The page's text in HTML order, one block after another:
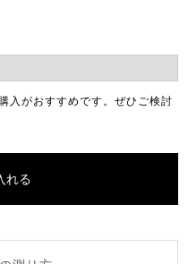
入がおすすめです。ぜひご検討
れる